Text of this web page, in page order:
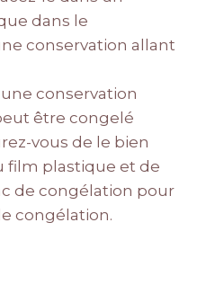
dans le
conservation allant
conservation
être congelé
vous de le bien
film plastique et de
de congélation pour
congélation.